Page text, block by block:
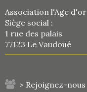
Association l'Age d'or
Siège social :
1 rue des palais
77123 Le Vaudoué
> Rejoignez-nous